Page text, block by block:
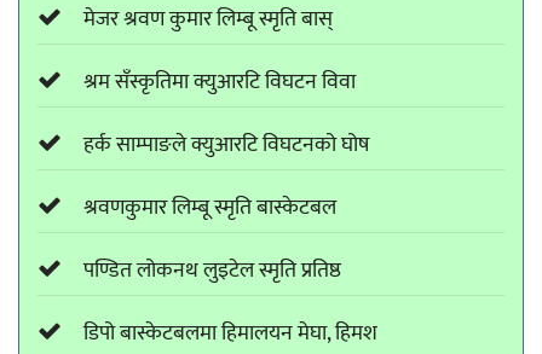
मेजर श्रवण कुमार लिम्बू स्मृति बास्
श्रम सँस्कृतिमा क्युआरटि विघटन विवा
हर्क साम्पाङले क्युआरटि विघटनको घोष
श्रवणकुमार लिम्बू स्मृति बास्केटबल
पण्डित लोकनथ लुइटेल स्मृति प्रतिष्ठ
डिपो बास्केटबलमा हिमालयन मेघा, हिमश